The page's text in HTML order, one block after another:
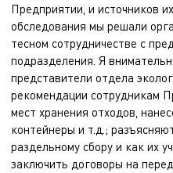
Предприятии, и источников
обследования мы решали
тесном сотрудничестве с
подразделения. Я
представители отдела
рекомендации сотрудникам
мест хранения отходов,
контейнеры и т.д.;
раздельному сбору и как их
заключить договоры на